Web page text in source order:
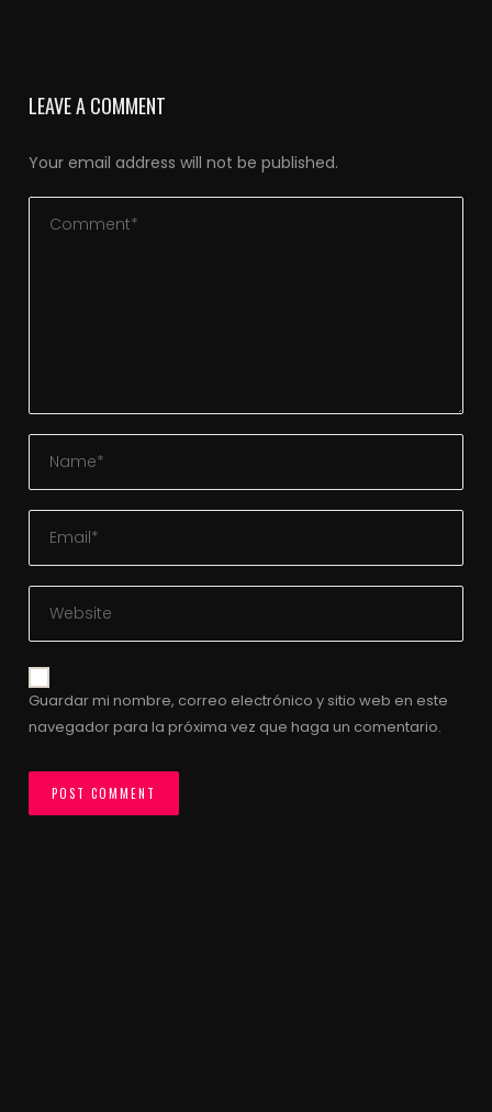
LEAVE A COMMENT
Your email address will not be published.
Guardar mi nombre, correo electrónico y sitio web en este
navegador para la próxima vez que haga un comentario.